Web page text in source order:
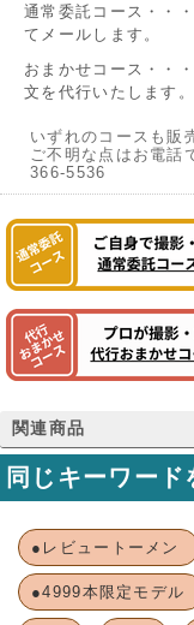
通常委託コース・・
てメールします。
おまかせコース・・
文を代行いたします。
いずれのコースも販
ご不明な点はお電
366-5536
関連商品
同じキーワード
●レビュートーメン
●4999本限定モデル